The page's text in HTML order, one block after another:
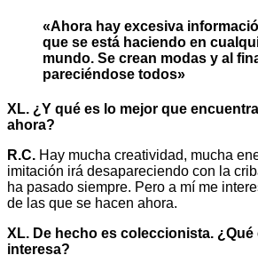
«Ahora hay excesiva
que se está haciendo en
mundo. Se crean modas y al
pareciéndose todos»
XL. ¿Y qué es lo mejor que
ahora?
R.C. Hay mucha creatividad, mucha
imitación irá desapareciendo con la
ha pasado siempre. Pero a mí me
de las que se hacen ahora.
XL. De hecho es coleccionista. ¿Qué
interesa?